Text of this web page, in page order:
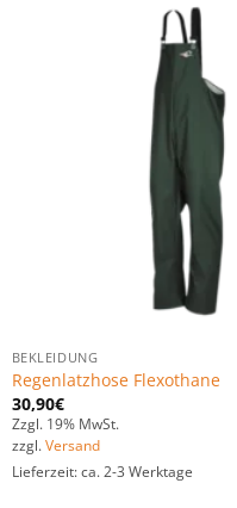
BEKLEIDUNG
Regenlatzhose Flexothane
30,90€
Zzgl. 19% MwSt.
zzgl. Versand
Lieferzeit: ca. 2-3 Werktage